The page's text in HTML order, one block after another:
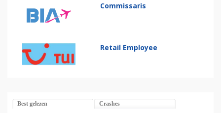
Commissaris
Retail Employee
Best gelezen Crashes